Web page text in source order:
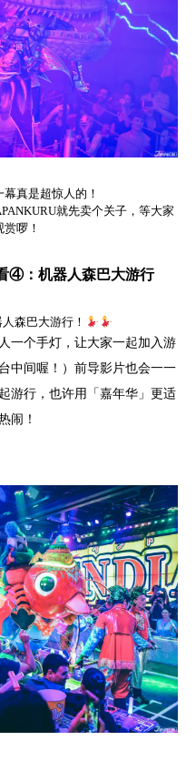
真是超惊人的！
就先卖个关子，等大家
啰！
④：机器人森巴大游行
森巴大游行！
一个手灯，让大家一起加入游
中间喔！）前导影片也会一一
游行，也许用「嘉年华」更适
闹！